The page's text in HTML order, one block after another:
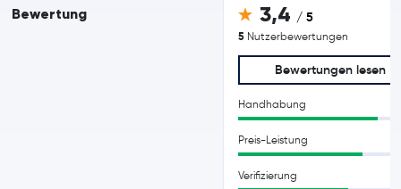
Bewertung 3,4 / 5
5 Nutzerbewertungen
Bewertungen lesen
Handhabung
Preis-Leistung
Verifizierung